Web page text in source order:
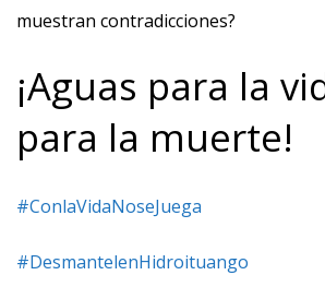
muestran contradicciones?
¡Aguas para la
para la muerte!
#ConlaVidaNoseJuega
#DesmantelenHidroituango